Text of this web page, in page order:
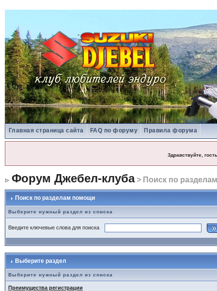
Главная страница сайта FAQ по форуму Правила форума
Здравствуйте, гость
Форум Джебел-клуба> Поиск по
Поиск по разделам помощи
Выберите нужный раздел из списка
Введите ключевые слова для поиска
Выберите раздел
Выберите нужный раздел из списка
Преимущества регистрации